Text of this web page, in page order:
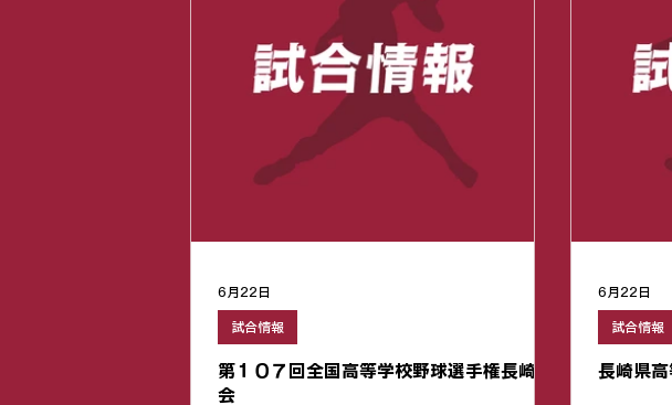
第１０７回全国高等学校野球選手権長崎大
会
試合情報
6月22日
長崎県
試合情報
6月22日